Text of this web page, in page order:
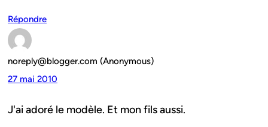
Répondre
noreply@blogger.com (Anonymous)
27 mai 2010
J'ai adoré le modèle. Et mon fils aussi.